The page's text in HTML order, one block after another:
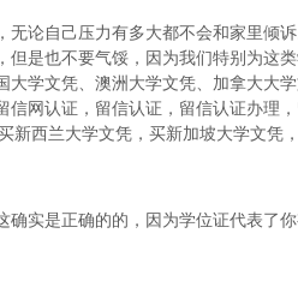
无论自己压力有多大都不会和家里倾
但是也不要气馁，因为我们特别为这
学文凭、澳洲大学文凭、加拿大大
网认证，留信认证，留信认证办理
新西兰大学文凭，买新加坡大学文凭
实是正确的的，因为学位证代表了